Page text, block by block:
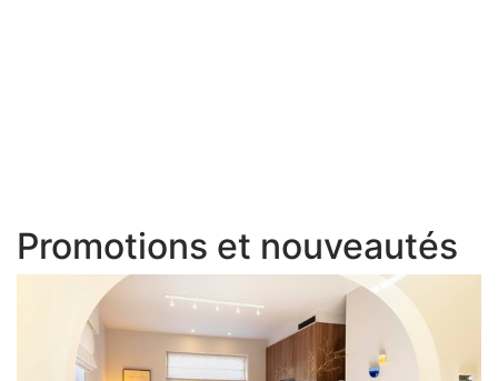
Dimanche et jours fériés: 10 h - 18 h (sans interruption)
Mercredi: Fermé
Promotions et nouveautés